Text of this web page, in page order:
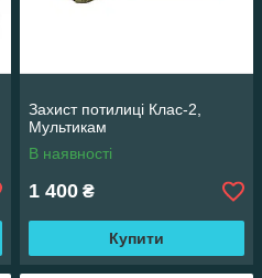
Захист потилиці Клас-2,
Мультикам
В наявності
1 400 ₴
Купити